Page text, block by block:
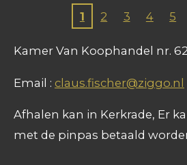
1 2 3 4 5
Kamer Van Koophandel nr.
Email : claus.fischer@ziggo.nl
Afhalen kan in Kerkrade, Er
met de pinpas betaald